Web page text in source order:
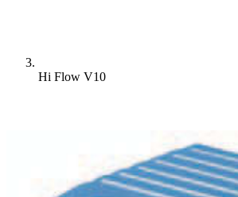
Hi Flow V10